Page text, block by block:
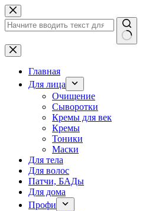
Перейти
к
сути
Ничего
не
найденоГлавная
Для лица
Очищение
Сыворотки
Кремы для век
Кремы
Тоники
Маски
Для тела
Для волос
Патчи, БАДы
Для дома
Профи